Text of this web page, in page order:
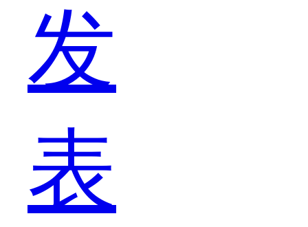
还
是
发
表